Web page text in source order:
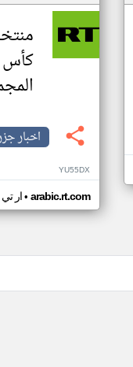
اخبار
YU55DX
ار• arabic.rt.com